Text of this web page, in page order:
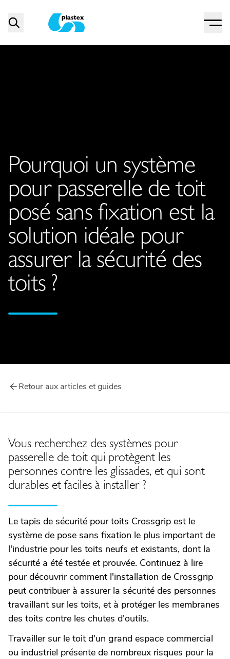
Menu
Pourquoi un système
pour passerelle de toit
posé sans fixation est la
solution idéale pour
assurer la sécurité des
toits ?
Retour aux articles et guides
Vous recherchez des systèmes pour
passerelle de toit qui protègent les
personnes contre les glissades, et qui sont
durables et faciles à installer ?
Le tapis de sécurité pour toits Crossgrip est le
système de pose sans fixation le plus important de
l'industrie pour les toits neufs et existants, dont la
sécurité a été testée et prouvée. Continuez à lire
pour découvrir comment l'installation de Crossgrip
peut contribuer à assurer la sécurité des personnes
travaillant sur les toits, et à protéger les membranes
des toits contre les chutes d'outils.
Travailler sur le toit d'un grand espace commercial
ou industriel présente de nombreux risques pour la